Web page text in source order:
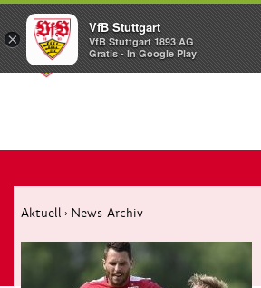
Aktuell › News-Archiv
×
VfB Stuttgart
VfB Stuttgart 1893 AG
Gratis - In Google Play